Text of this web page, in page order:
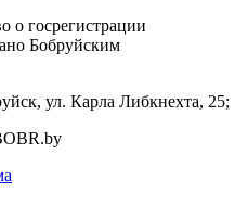
о госрегистрации
Бобруйским
ул. Карла Либкнехта, 25;